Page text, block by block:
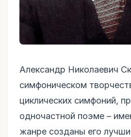
Александр Николаевич
симфоническом
циклических симфоний,
одночастной поэме –
жанре созданы его